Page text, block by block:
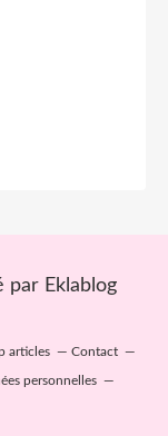
par Eklablog
articles Contact
personnelles